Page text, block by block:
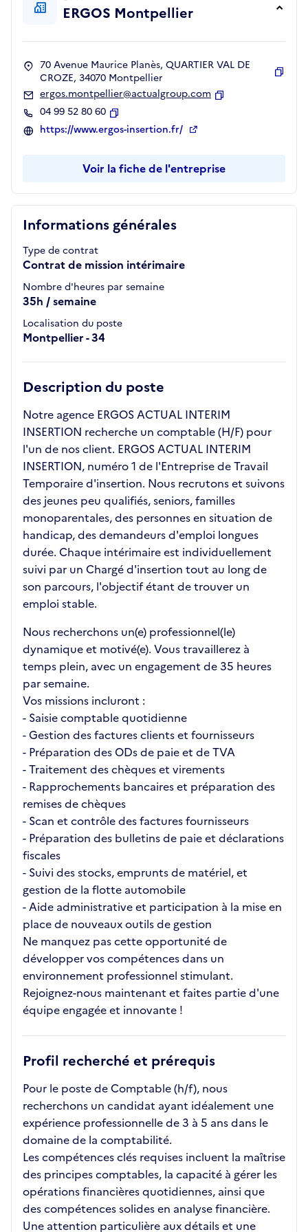
Informations générales
Type de contrat
Contrat de mission intérimaire
Nombre d'heures par semaine
35h / semaine
Localisation du poste
Montpellier - 34
Description du poste
Notre agence ERGOS ACTUAL INTERIM
INSERTION recherche un comptable (H/F) pour
l'un de nos client. ERGOS ACTUAL INTERIM
INSERTION, numéro 1 de l'Entreprise de Travail
Temporaire d'insertion. Nous recrutons et suivons
des jeunes peu qualifiés, seniors, familles
monoparentales, des personnes en situation de
handicap, des demandeurs d'emploi longues
durée. Chaque intérimaire est individuellement
suivi par un Chargé d'insertion tout au long de
son parcours, l'objectif étant de trouver un
emploi stable.
Nous recherchons un(e) professionnel(le)
dynamique et motivé(e). Vous travaillerez à
temps plein, avec un engagement de 35 heures
par semaine.
Vos missions incluront :
- Saisie comptable quotidienne
- Gestion des factures clients et fournisseurs
- Préparation des ODs de paie et de TVA
- Traitement des chèques et virements
- Rapprochements bancaires et préparation des
remises de chèques
- Scan et contrôle des factures fournisseurs
- Préparation des bulletins de paie et déclarations
fiscales
- Suivi des stocks, emprunts de matériel, et
gestion de la flotte automobile
- Aide administrative et participation à la mise en
place de nouveaux outils de gestion
Ne manquez pas cette opportunité de
développer vos compétences dans un
environnement professionnel stimulant.
Rejoignez-nous maintenant et faites partie d'une
équipe engagée et innovante !
Profil recherché et prérequis
Pour le poste de Comptable (h/f), nous
recherchons un candidat ayant idéalement une
expérience professionnelle de 3 à 5 ans dans le
domaine de la comptabilité.
Les compétences clés requises incluent la maîtrise
des principes comptables, la capacité à gérer les
opérations financières quotidiennes, ainsi que
des compétences solides en analyse financière.
Une attention particulière aux détails et une
ERGOS Montpellier
70 Avenue Maurice Planès, QUARTIER VAL DE
CROZE, 34070 Montpellier
ergos.montpellier@actualgroup.com
04 99 52 80 60
Copier
https://www.ergos-insertion.fr/
Voir la fiche de l'entreprise